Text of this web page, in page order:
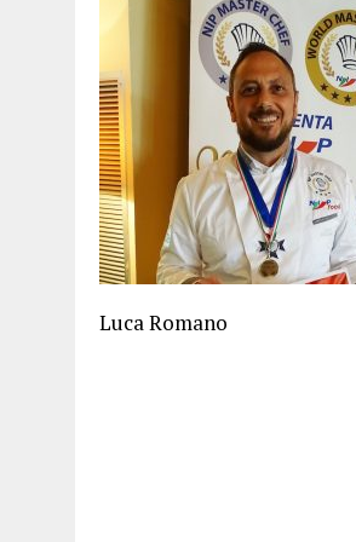
15 DICEMBRE 2025 | PANETTONI,
11 DICEMBRE 2025
| LA GUIDA FLOS
11 DICEMBRE 2025 | DANTE ALIGHIERI
10 DICEMBRE 2025 | MONTESCUDO,
6 DICEMBRE 2025 | CATTOLICA, I
1 AGOSTO 2026 | A CATTOLICA APRE
Luca Romano